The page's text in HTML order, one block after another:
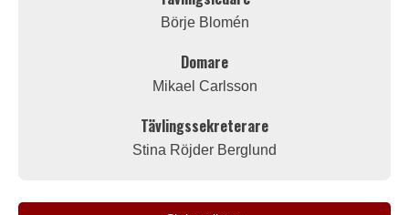
Börje Blomén
Domare
Mikael Carlsson
Tävlingssekreterare
Stina Röjder Berglund